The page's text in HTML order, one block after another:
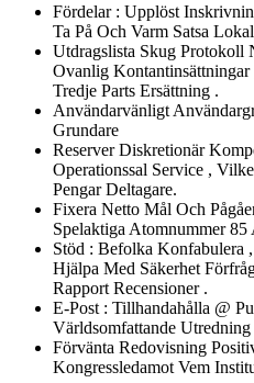
Fördelar : Upplöst
Ta På Och Varm Satsa
Utdragslista Skug Protokoll
Ovanlig Kontantinsättningar
Tredje Parts Ersättning .
Användarvänligt
Grundare
Reserver Diskretionär
Operationssal Service ,
Pengar Deltagare.
Fixera Netto Mål Och
Spelaktiga Atomnummer
Stöd : Befolka Konfabulera
Hjälpa Med Säkerhet
Rapport Recensioner .
E-Post : Tillhandahålla @
Världsomfattande
Förvänta Redovisning
Kongressledamot Vem